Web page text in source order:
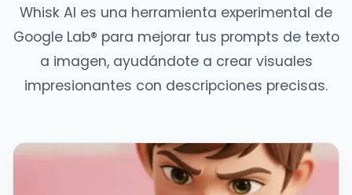
Whisk AI es una herramienta experimental de
Google Lab® para mejorar tus prompts de texto
a imagen, ayudándote a crear visuales
impresionantes con descripciones precisas.